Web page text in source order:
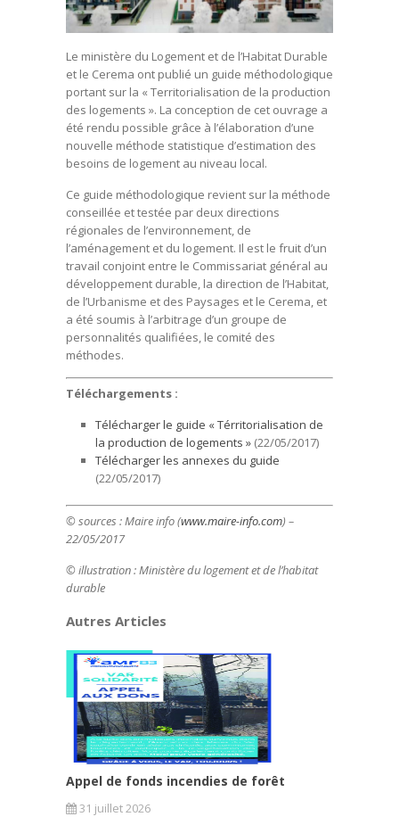
Le ministère du Logement et de l’Habitat Durable
et le Cerema ont publié un guide méthodologique
portant sur la « Territorialisation de la production
des logements ». La conception de cet ouvrage a
été rendu possible grâce à l’élaboration d’une
nouvelle méthode statistique d’estimation des
besoins de logement au niveau local.
Ce guide méthodologique revient sur la méthode
conseillée et testée par deux directions
régionales de l’environnement, de
l’aménagement et du logement. Il est le fruit d’un
travail conjoint entre le Commissariat général au
développement durable, la direction de l’Habitat,
de l’Urbanisme et des Paysages et le Cerema, et
a été soumis à l’arbitrage d’un groupe de
personnalités qualifiées, le comité des
méthodes.
Téléchargements :
Télécharger le guide « Térritorialisation de
la production de logements »(22/05/2017)
Télécharger les annexes du guide
(22/05/2017)
© sources : Maire info (www.maire-info.com) –
22/05/2017
© illustration : Ministère du logement et de l’habitat
durable
Autres Articles
Appel de fonds incendies de forêt
31 juillet 2026